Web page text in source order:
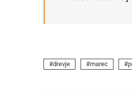
drevje marec